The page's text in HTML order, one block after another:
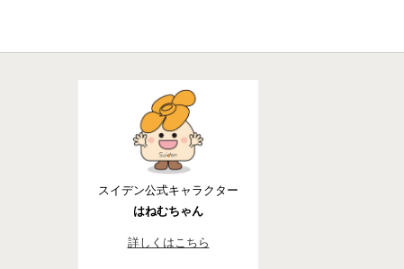
スイデン公式キャラクター
はねむちゃん
詳しくはこちら